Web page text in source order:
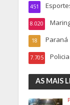
451
8.020
Paraná
18
Policia
7.705
AS MAIS